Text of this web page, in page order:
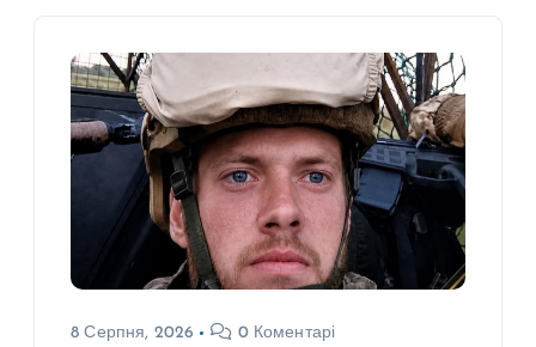
8 Серпня, 2026 0 Коментарі